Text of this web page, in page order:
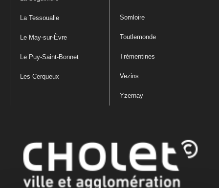
La Tessoualle
Le May-sur-Èvre
Le Puy-Saint-Bonnet
Les Cerqueux
Somloire
Toutlemonde
Trémentines
Vezins
Yzernay